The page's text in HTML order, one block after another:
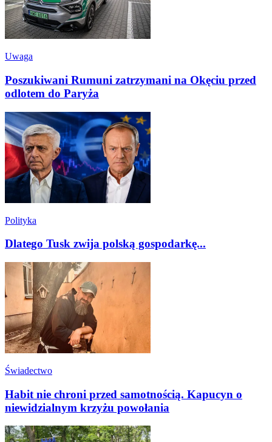
Uwaga
Poszukiwani Rumuni zatrzymani na Okęciu przed
odlotem do Paryża
Polityka
Dlatego Tusk zwija polską gospodarkę...
Świadectwo
Habit nie chroni przed samotnością. Kapucyn o
niewidzialnym krzyżu powołania